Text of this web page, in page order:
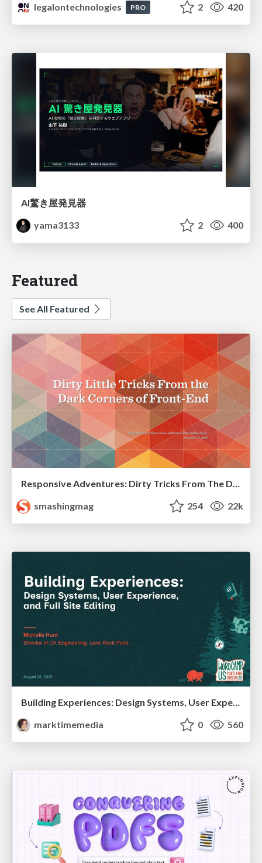
legalontechnologies
PRO 2 420
AI驚き屋発見器
yama3133
2 400
Featured
See All Featured
Responsive Adventures: Dirty Tricks From The Dark Corners of Front-End
smashingmag
254 22k
Building Experiences: Design Systems, User Experience, and Full Site Editing
marktimemedia
0 560